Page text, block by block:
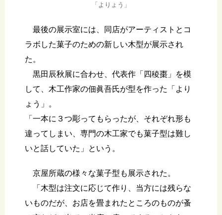
「よりょう」
最後の展示室には、同店がアーティストとコ
ラボした菓子のための新しい木型が展示され
た。
黒田辰秋展に合わせ、代表作「四稜棗」を模
して、木工作家の佃眞吾氏が型を作った「より
ょう」。
「一本に３つ彫ってもらったが、それぞれ形も
違ってしまい、専門の木工家でも菓子型は難し
いと話していた」という。
京屋所蔵の様々な菓子型も展示された。
「木型は注文に応じて作り、当方には残らな
いものだが、お店を畳まれたところのものが蚤